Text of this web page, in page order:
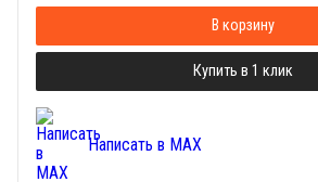
В корзину
Купить в 1 клик
Написать в MAX